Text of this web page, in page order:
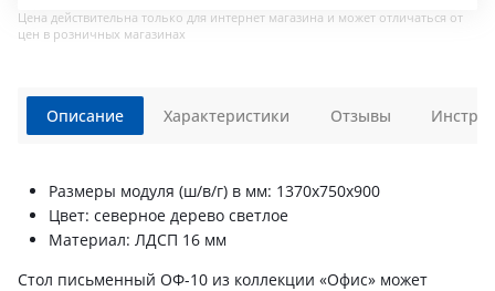
Цена действительна только для интернет магазина и может отличаться от
цен в розничных магазинах
Описание
Размеры модуля (ш/в/г) в мм: 1370х750х900
Цвет: северное дерево светлое
Материал: ЛДСП 16 мм
Стол письменный ОФ-10 из коллекции «Офис» может
Характеристики Отзывы